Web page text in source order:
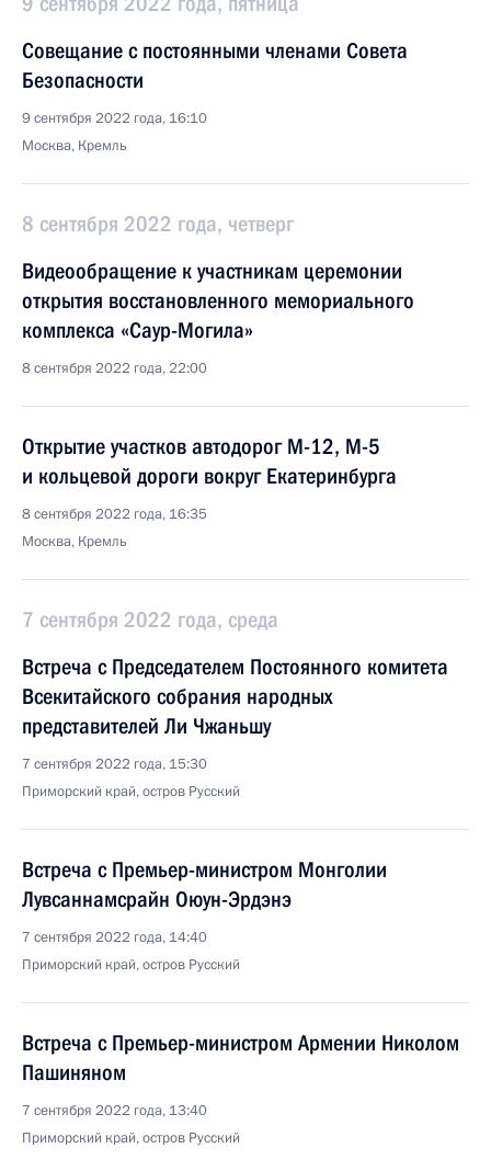
Совещание с постоянными членами Совета
Безопасности
9 сентября 2022 года, 16:10
Москва, Кремль
8 сентября 2022 года, четверг
Видеообращение к участникам церемонии
открытия восстановленного мемориального
комплекса «Саур-Могила»
8 сентября 2022 года, 22:00
Открытие участков автодорог М-12, М-5
и кольцевой дороги вокруг Екатеринбурга
8 сентября 2022 года, 16:35
Москва, Кремль
7 сентября 2022 года, среда
Встреча с Председателем Постоянного комитета
Всекитайского собрания народных
представителей Ли Чжаньшу
7 сентября 2022 года, 15:30
Приморский край, остров Русский
Встреча с Премьер-министром Монголии
Лувсаннамсрайн Оюун-Эрдэнэ
7 сентября 2022 года, 14:40
Приморский край, остров Русский
Встреча с Премьер-министром Армении Николом
Пашиняном
7 сентября 2022 года, 13:40
Приморский край, остров Русский